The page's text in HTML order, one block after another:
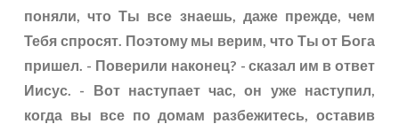
поняли, что Ты все знаешь, даже прежде, чем
Тебя спросят. Поэтому мы верим, что Ты от Бога
пришел. - Поверили наконец? - сказал им в ответ
Иисус. - Вот наступает час, он уже наступил,
когда вы все по домам разбежитесь, оставив